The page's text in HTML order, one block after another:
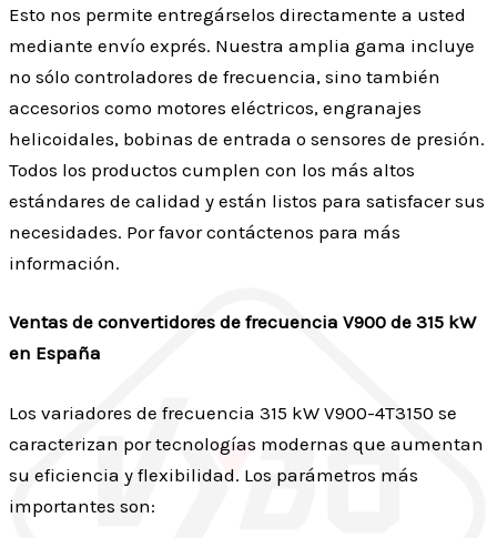
Esto nos permite entregárselos directamente a usted
mediante envío exprés. Nuestra amplia gama incluye
no sólo controladores de frecuencia, sino también
accesorios como motores eléctricos, engranajes
helicoidales, bobinas de entrada o sensores de presión.
Todos los productos cumplen con los más altos
estándares de calidad y están listos para satisfacer sus
necesidades. Por favor contáctenos para más
información.
Ventas de convertidores de frecuencia V900 de 315 kW
en España
Los variadores de frecuencia 315 kW V900-4T3150 se
caracterizan por tecnologías modernas que aumentan
su eficiencia y flexibilidad. Los parámetros más
importantes son: